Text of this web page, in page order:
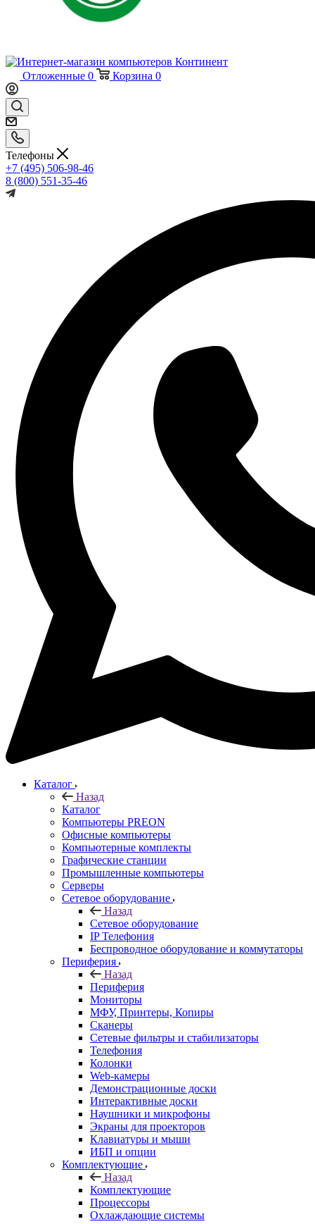
Отложенные 0 Корзина 0
Телефоны
+7 (495) 506-98-46
8 (800) 551-35-46
Каталог
Назад
Каталог
Компьютеры PREON
Офисные компьютеры
Компьютерные комплекты
Графические станции
Промышленные компьютеры
Серверы
Сетевое оборудование
Назад
Сетевое оборудование
IP Телефония
Беспроводное оборудование и коммутаторы
Периферия
Назад
Периферия
Мониторы
МФУ, Принтеры, Копиры
Сканеры
Сетевые фильтры и стабилизаторы
Телефония
Колонки
Web-камеры
Демонстрационные доски
Интерактивные доски
Наушники и микрофоны
Экраны для проекторов
Клавиатуры и мыши
ИБП и опции
Комплектующие
Назад
Комплектующие
Процессоры
Охлаждающие системы